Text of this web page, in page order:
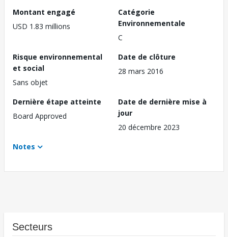
Montant engagé
USD 1.83 millions
Catégorie
Environnementale
C
Risque environnemental
et social
Sans objet
Date de clôture
28 mars 2016
Dernière étape atteinte
Board Approved
Date de dernière mise à
jour
20 décembre 2023
Notes
Secteurs